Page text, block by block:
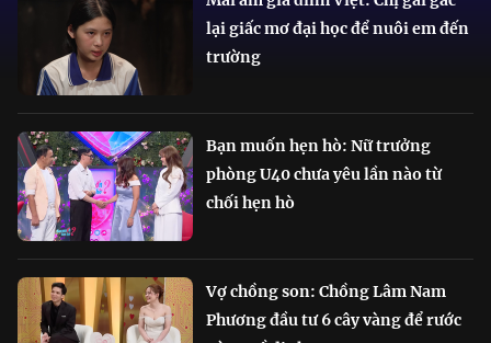
lại giấc mơ đại học để nuôi em đến
trường
Bạn muốn hẹn hò: Nữ trưởng
phòng U40 chưa yêu lần nào từ
chối hẹn hò
Vợ chồng son: Chồng Lâm Nam
Phương đầu tư 6 cây vàng để rước